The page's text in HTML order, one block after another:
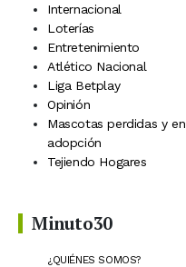
Internacional
Loterías
Entretenimiento
Atlético Nacional
Liga Betplay
Opinión
Mascotas perdidas y en
adopción
Tejiendo Hogares
Minuto30
¿QUIÉNES SOMOS?